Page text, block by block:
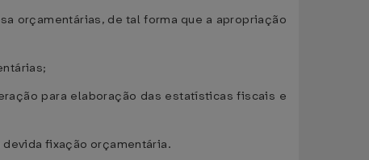
orçamentárias, de tal forma que a apropriação
para elaboração das estatísticas fiscais e
fixação orçamentária.